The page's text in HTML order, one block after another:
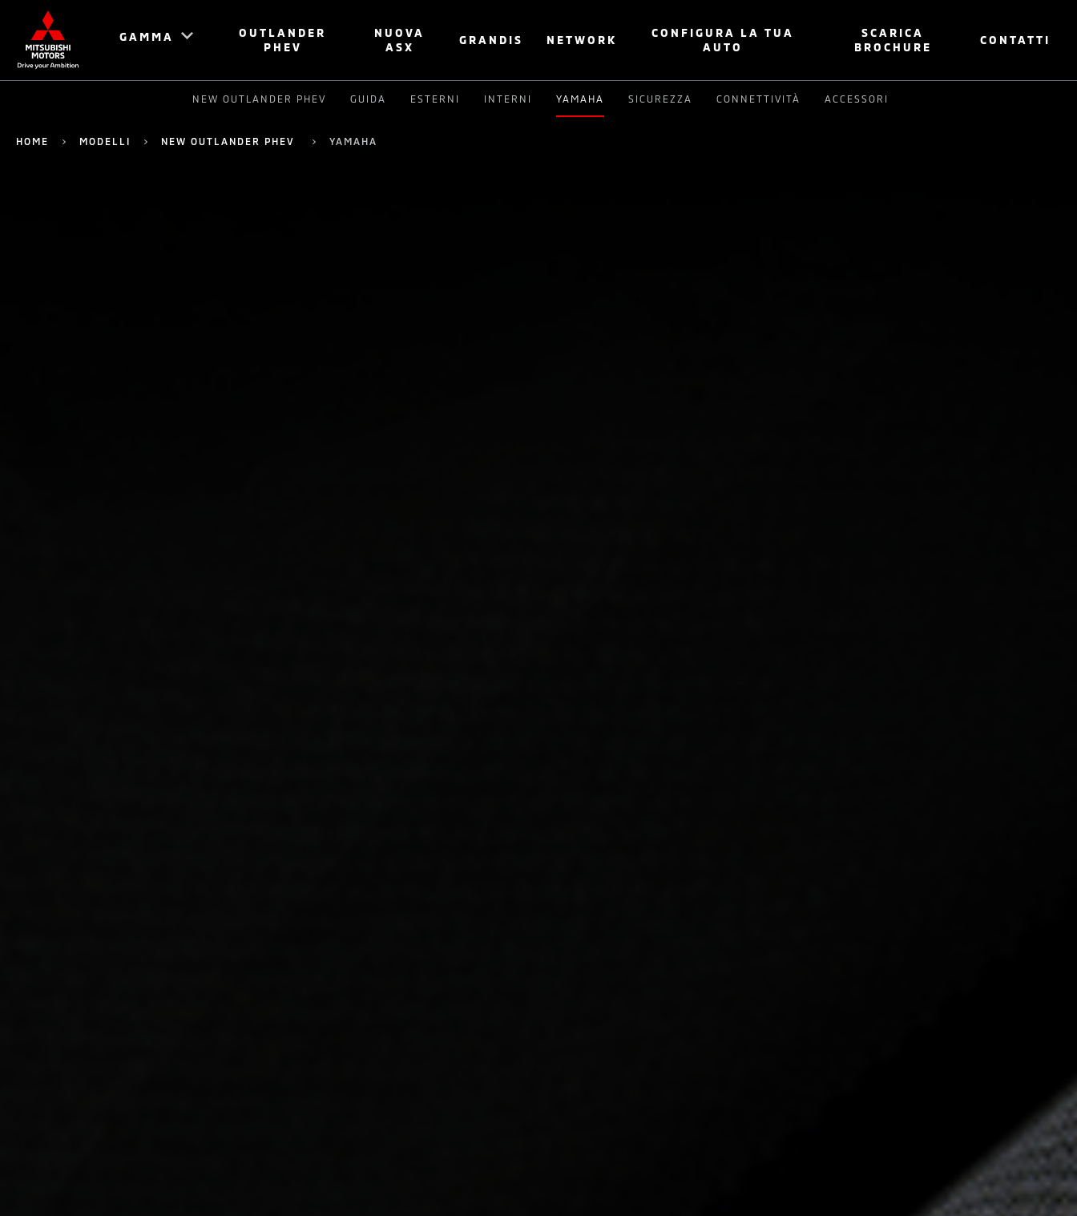
GAMMA
OUTLANDER
PHEV
NUOVA
ASX
GRANDIS NETWORK
CONFIGURA LA TUA
AUTO
SCARICA
BROCHURE
CONTATTI
NEW OUTLANDER PHEV GUIDA ESTERNI INTERNI YAMAHA SICUREZZA CONNETTIVITÀ ACCESSORI
HOME MODELLI NEW OUTLANDER PHEV YAMAHA